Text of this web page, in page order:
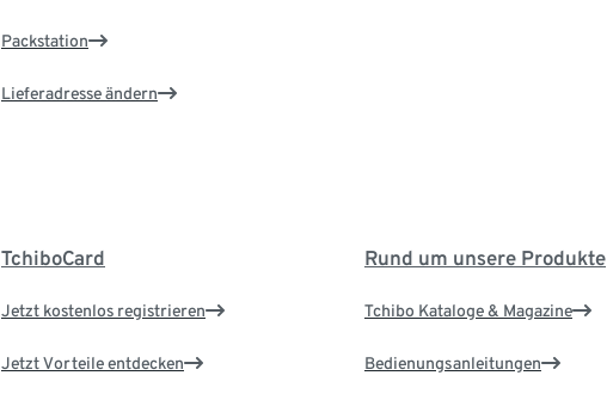
Packstation
Lieferadresse ändern
TchiboCard
Jetzt kostenlos registrieren
Jetzt Vorteile entdecken
Rund um unsere Produkte
Tchibo Kataloge & Magazine
Bedienungsanleitungen